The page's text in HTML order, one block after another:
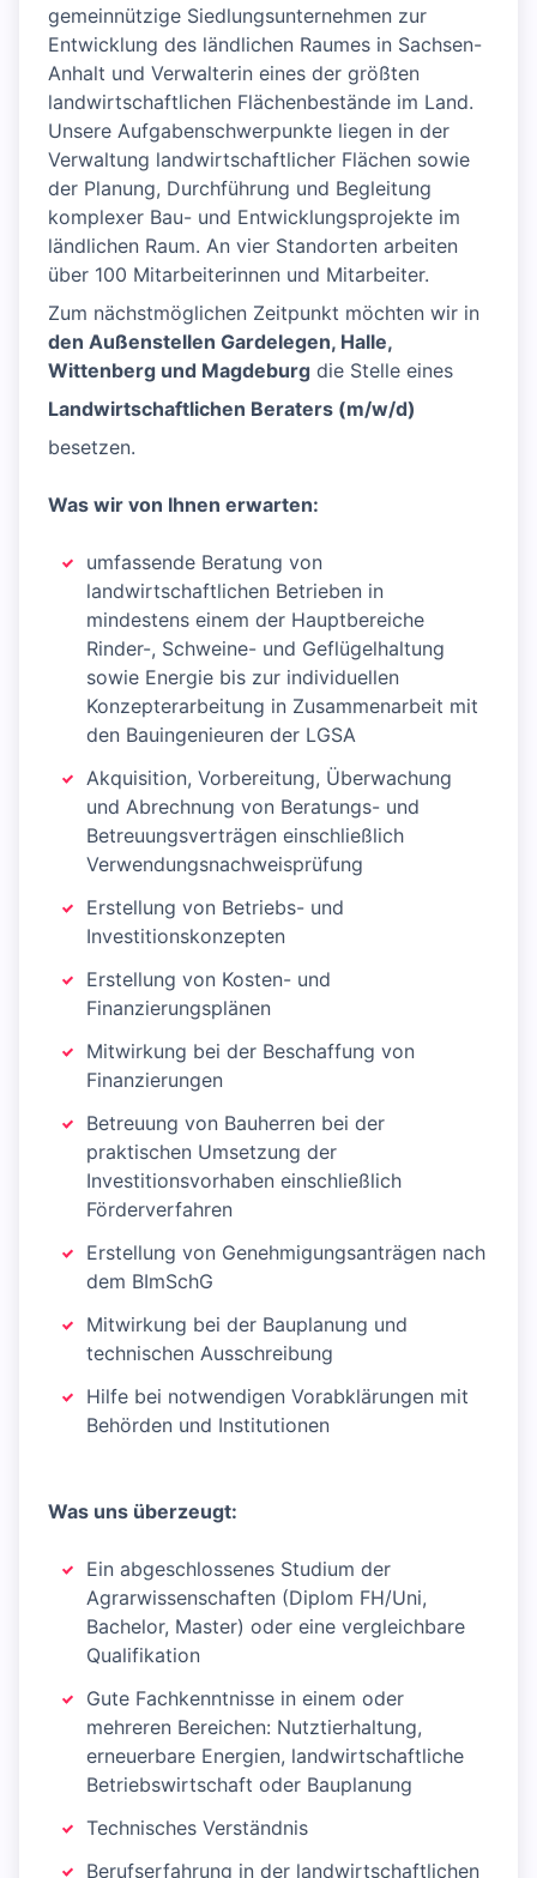
gemeinnützige Siedlungsunternehmen zur
Entwicklung des ländlichen Raumes in Sachsen-
Anhalt und Verwalterin eines der größten
landwirtschaftlichen Flächenbestände im Land.
Unsere Aufgabenschwerpunkte liegen in der
Verwaltung landwirtschaftlicher Flächen sowie
der Planung, Durchführung und Begleitung
komplexer Bau- und Entwicklungsprojekte im
ländlichen Raum. An vier Standorten arbeiten
über 100 Mitarbeiterinnen und Mitarbeiter.
Zum nächstmöglichen Zeitpunkt möchten wir in
den Außenstellen Gardelegen, Halle,
Wittenberg und Magdeburg die Stelle eines
Landwirtschaftlichen Beraters (m/w/d)
besetzen.
Was wir von Ihnen erwarten:
umfassende Beratung von
landwirtschaftlichen Betrieben in
mindestens einem der Hauptbereiche
Rinder-, Schweine- und Geflügelhaltung
sowie Energie bis zur individuellen
Konzepterarbeitung in Zusammenarbeit mit
den Bauingenieuren der LGSA
Akquisition, Vorbereitung, Überwachung
und Abrechnung von Beratungs- und
Betreuungsverträgen einschließlich
Verwendungsnachweisprüfung
Erstellung von Betriebs- und
Investitionskonzepten
Erstellung von Kosten- und
Finanzierungsplänen
Mitwirkung bei der Beschaffung von
Finanzierungen
Betreuung von Bauherren bei der
praktischen Umsetzung der
Investitionsvorhaben einschließlich
Förderverfahren
Erstellung von Genehmigungsanträgen nach
dem BImSchG
Mitwirkung bei der Bauplanung und
technischen Ausschreibung
Hilfe bei notwendigen Vorabklärungen mit
Behörden und Institutionen
Was uns überzeugt:
Ein abgeschlossenes Studium der
Agrarwissenschaften (Diplom FH/Uni,
Bachelor, Master) oder eine vergleichbare
Qualifikation
Gute Fachkenntnisse in einem oder
mehreren Bereichen: Nutztierhaltung,
erneuerbare Energien, landwirtschaftliche
Betriebswirtschaft oder Bauplanung
Technisches Verständnis
Berufserfahrung in der landwirtschaftlichen